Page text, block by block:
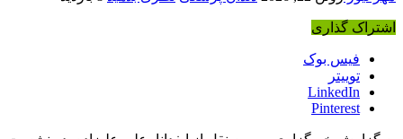
اشتراک گذاری
فیس بوک
توییتر
LinkedIn
Pinterest